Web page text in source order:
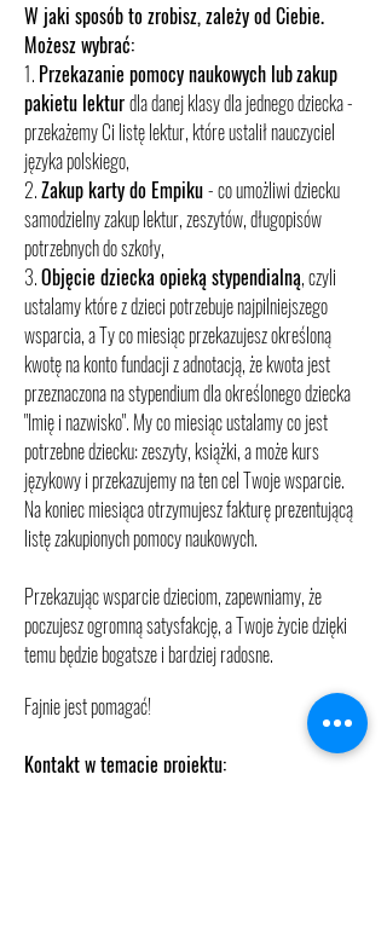
W jaki sposób to zrobisz, zależy od Ciebie.
Możesz wybrać:
1. Przekazanie pomocy naukowych lubzakup
pakietu lekturdla danej klasy dla jednego dziecka -
przekażemy Ci listę lektur, które ustalił nauczyciel
języka polskiego,
2.Zakup karty do Empiku- co umożliwi dziecku
samodzielny zakup lektur, zeszytów, długopisów
potrzebnych do szkoły,
3.Objęcie dziecka opieką stypendialną, czyli
ustalamy które z dzieci potrzebuje najpilniejszego
wsparcia, a Ty co miesiąc przekazujesz określoną
kwotę na konto fundacji z adnotacją, że kwota jest
przeznaczona na stypendium dla określonego dziecka
"Imię i nazwisko". My co miesiąc ustalamy co jest
potrzebne dziecku: zeszyty, książki, a może kurs
językowy i przekazujemy na ten cel Twoje wsparcie.
Na koniec miesiąca otrzymujesz fakturę prezentującą
listę zakupionych pomocy naukowych.
Przekazując wsparcie dzieciom, zapewniamy, że
poczujesz ogromną satysfakcję, a Twoje życie dzięki
temu będzie bogatsze i bardziej radosne.
Fajnie jest pomagać!
Kontakt w temacie projektu: